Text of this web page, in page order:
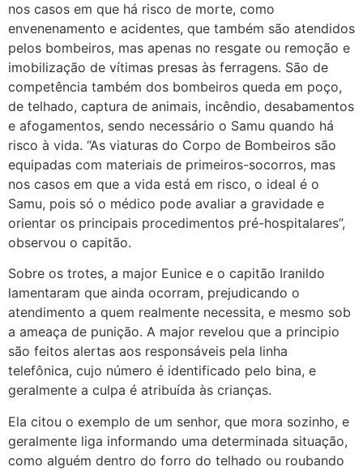
nos casos em que há risco de morte, como
envenenamento e acidentes, que também são atendidos
pelos bombeiros, mas apenas no resgate ou remoção e
imobilização de vítimas presas às ferragens. São de
competência também dos bombeiros queda em poço,
de telhado, captura de animais, incêndio, desabamentos
e afogamentos, sendo necessário o Samu quando há
risco à vida. “As viaturas do Corpo de Bombeiros são
equipadas com materiais de primeiros-socorros, mas
nos casos em que a vida está em risco, o ideal é o
Samu, pois só o médico pode avaliar a gravidade e
orientar os principais procedimentos pré-hospitalares”,
observou o capitão.
Sobre os trotes, a major Eunice e o capitão Iranildo
lamentaram que ainda ocorram, prejudicando o
atendimento a quem realmente necessita, e mesmo sob
a ameaça de punição. A major revelou que a principio
são feitos alertas aos responsáveis pela linha
telefônica, cujo número é identificado pelo bina, e
geralmente a culpa é atribuída às crianças.
Ela citou o exemplo de um senhor, que mora sozinho, e
geralmente liga informando uma determinada situação,
como alguém dentro do forro do telhado ou roubando